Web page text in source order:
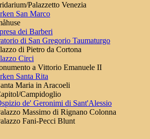
Palazzetto Venezia
San Marco
dei Barberi
di San Gregorio Taumaturgo
di Pietro da Cortona
Circi
a Vittorio Emanuele II
Santa Rita
Maria in Aracoeli
Campidoglio
de' Geronimi di Sant'Alessio
Massimo di Rignano Colonna
Fani-Pecci Blunt